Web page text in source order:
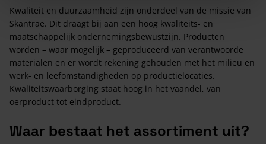
Kwaliteit en duurzaamheid zijn onderdeel van de missie van
Skantrae. Dit draagt bij aan een hoog kwaliteits- en
maatschappelijk ondernemingsbewustzijn. Producten
worden – waar mogelijk – geproduceerd van verantwoorde
materialen en er wordt rekening gehouden met het milieu en
werk- en leefomstandigheden op productielocaties.
Kwaliteitswaarborging staat hoog in het vaandel, van
oerproduct tot eindproduct.
Waar bestaat het assortiment uit?